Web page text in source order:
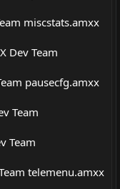
miscstats.amxx
Dev Team
pausecfg.amxx
Team
Team
telemenu.amxx